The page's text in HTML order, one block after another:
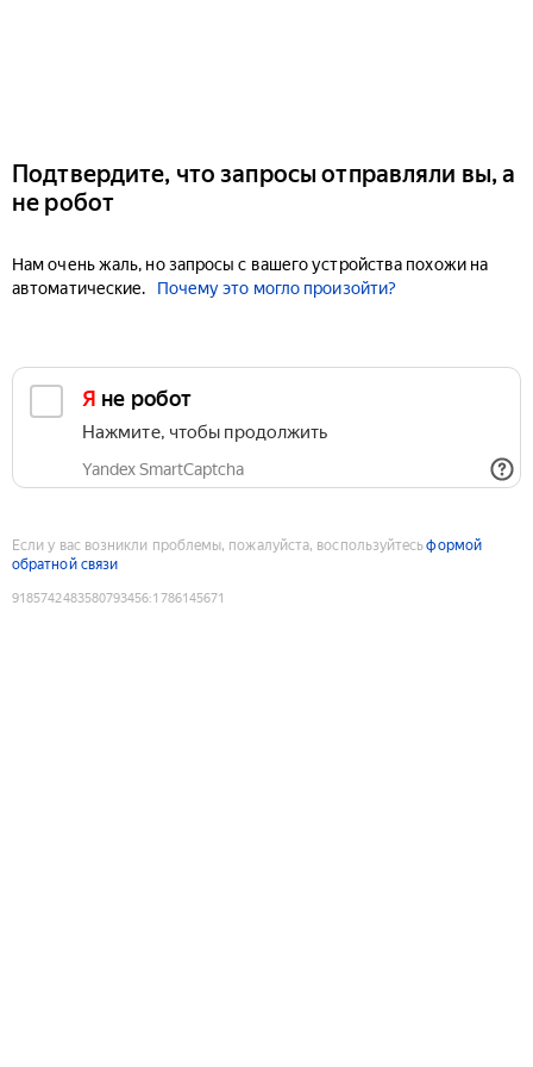
Подтвердите, что запросы отправляли вы, а
не робот
Нам очень жаль, но запросы с вашего устройства похожи на
автоматические.
Почему это могло произойти?
Я не робот
Нажмите, чтобы продолжить
Yandex SmartCaptcha
Если у вас возникли проблемы, пожалуйста, воспользуйтесьформой
обратной связи
9185742483580793456:1786145671